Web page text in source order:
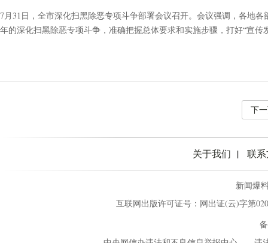
7月31日，全市深化扫黑除恶专项斗争部署会议召开。会议强调，各地
年的深化扫黑除恶专项斗争，准确把握总体要求和实施步骤，打好“宣
下
关于我们 联
新闻爆
互联网出版许可证号：网出证(云)字第